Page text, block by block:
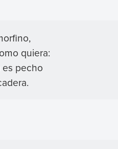
quiera:
es pecho